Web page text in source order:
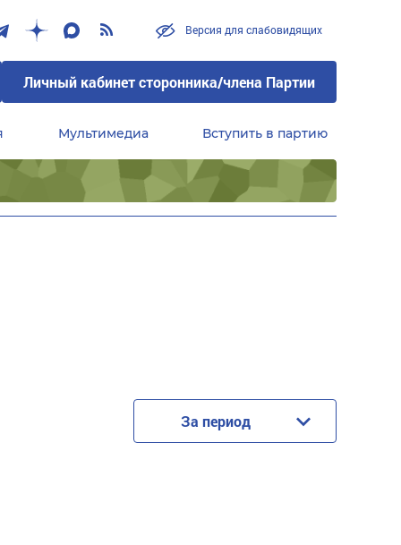
Версия для слабовидящих
Личный кабинет сторонника/члена Партии
Мультимедиа Вступить в партию
За период